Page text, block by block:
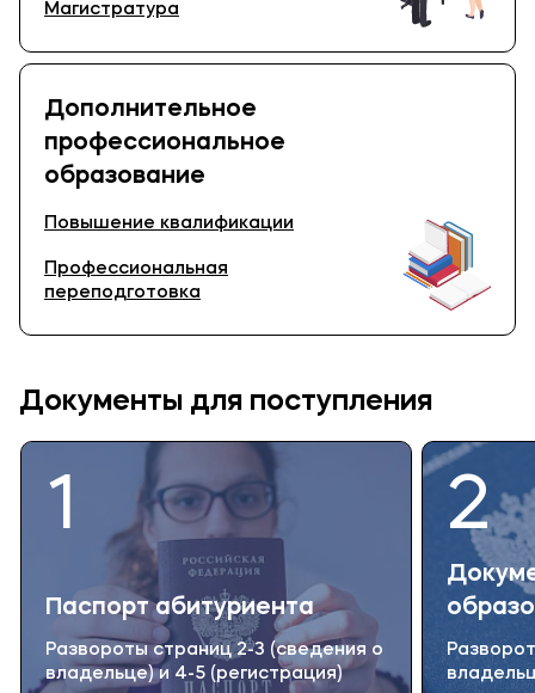
Магистратура
Дополнительное
профессиональное
образование
Повышение квалификации
Профессиональная
переподготовка
Документы для поступления
1
Паспорт абитуриента
Развороты страниц 2-3 (сведения о
владельце) и 4-5 (регистрация)
2